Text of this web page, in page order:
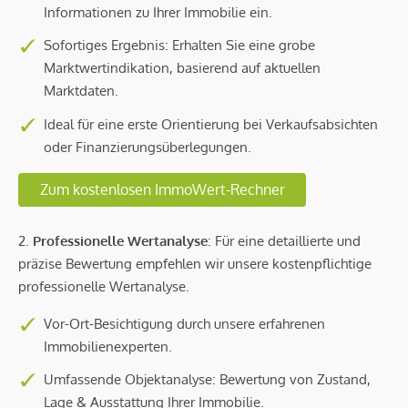
Informationen zu Ihrer Immobilie ein.
Sofortiges Ergebnis: Erhalten Sie eine grobe
Marktwertindikation, basierend auf aktuellen
Marktdaten.
Ideal für eine erste Orientierung bei Verkaufsabsichten
oder Finanzierungsüberlegungen.
Zum kostenlosen ImmoWert-Rechner
2. Professionelle Wertanalyse: Für eine detaillierte und
präzise Bewertung empfehlen wir unsere kostenpflichtige
professionelle Wertanalyse.
Vor-Ort-Besichtigung durch unsere erfahrenen
Immobilienexperten.
Umfassende Objektanalyse: Bewertung von Zustand,
Lage & Ausstattung Ihrer Immobilie.